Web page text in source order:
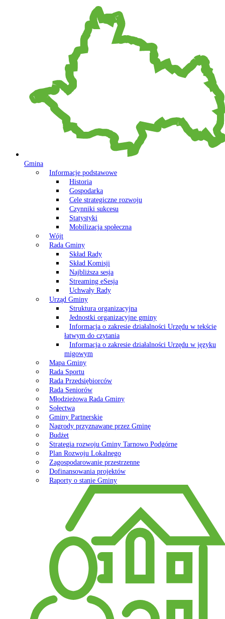
Gmina
Informacje podstawowe
Historia
Gospodarka
Cele strategiczne rozwoju
Czynniki sukcesu
Statystyki
Mobilizacja społeczna
Wójt
Rada Gminy
Skład Rady
Skład Komisji
Najbliższa sesja
Streaming eSesja
Uchwały Rady
Urząd Gminy
Struktura organizacyjna
Jednostki organizacyjne gminy
Informacja o zakresie działalności Urzędu w tekście
łatwym do czytania
Informacja o zakresie działalności Urzędu w języku
migowym
Mapa Gminy
Rada Sportu
Rada Przedsiębiorców
Rada Seniorów
Młodzieżowa Rada Gminy
Sołectwa
Gminy Partnerskie
Nagrody przyznawane przez Gminę
Budżet
Strategia rozwoju Gminy Tarnowo Podgórne
Plan Rozwoju Lokalnego
Zagospodarowanie przestrzenne
Dofinansowania projektów
Raporty o stanie Gminy